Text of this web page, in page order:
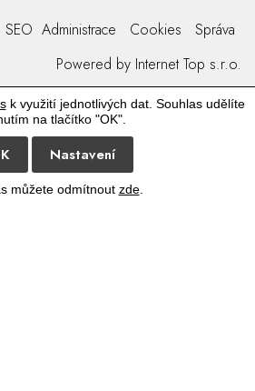
SEO Administrace Cookies
Správa
Powered by Internet Top s.r.o.
k využití jednotlivých dat. Souhlas udělíte
na tlačítko "OK".
Nastavení
můžete odmítnout zde.